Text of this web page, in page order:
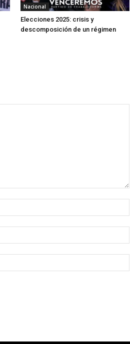
Nacional
Elecciones 2025: crisis y
descomposición de un régimen